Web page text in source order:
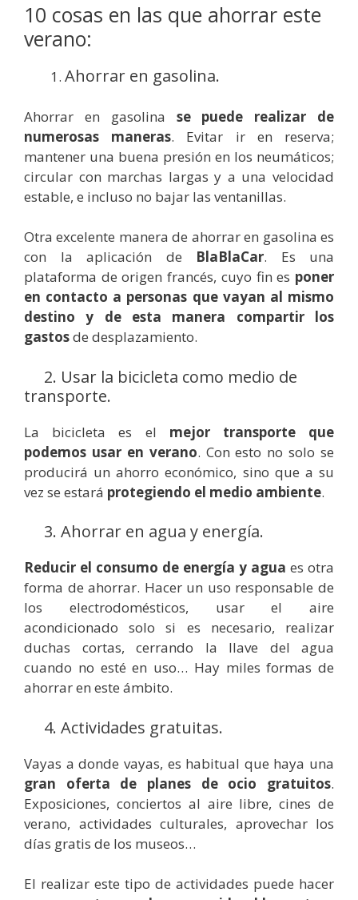
10 cosas en las que ahorrar este
verano:
Ahorrar en gasolina.
Ahorrar en gasolina se puede realizar de
numerosas maneras. Evitar ir en reserva;
mantener una buena presión en los neumáticos;
circular con marchas largas y a una velocidad
estable, e incluso no bajar las ventanillas.
Otra excelente manera de ahorrar en gasolina es
con la aplicación de BlaBlaCar. Es una
plataforma de origen francés, cuyo fin es poner
en contacto a personas que vayan al mismo
destino y de esta manera compartir los
gastosde desplazamiento.
2. Usar la bicicleta como medio de
transporte.
La bicicleta es el mejor transporte que
podemos usar en verano. Con esto no solo se
producirá un ahorro económico, sino que a su
vez se estará protegiendo el medio ambiente.
3. Ahorrar en agua y energía.
Reducir el consumo de energía y agua es otra
forma de ahorrar. Hacer un uso responsable de
los electrodomésticos, usar el aire
acondicionado solo si es necesario, realizar
duchas cortas, cerrando la llave del agua
cuando no esté en uso… Hay miles formas de
ahorrar en este ámbito.
4. Actividades gratuitas.
Vayas a donde vayas, es habitual que haya una
gran oferta de planes de ocio gratuitos.
Exposiciones, conciertos al aire libre, cines de
verano, actividades culturales, aprovechar los
días gratis de los museos…
El realizar este tipo de actividades puede hacer